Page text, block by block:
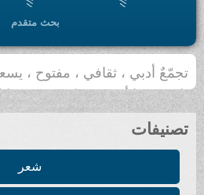
بحث متقدم
تجمّعٌ أدبي ، ثقافي ، مفتوح ، يسعى
بلورة رؤيا أدبية حضارية ، من
تصنيفات
شعر